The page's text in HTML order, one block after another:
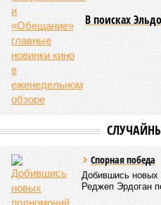
национализировать пути
ничего РЖД не
дорог Армении за счёт
совершенно естественной»
Андрей Суздальцев.
Вот только почему для
естественным считается
«железку» тогда, когда на
тольконе решены нынешние
Белозёров?
Гарник Туманян, политолог